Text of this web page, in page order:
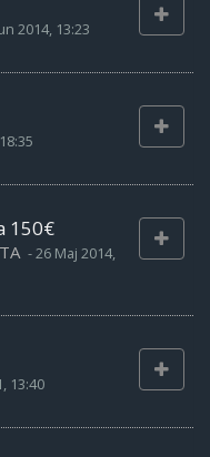
2014, 13:23
150€
-26 Maj 2014,
13:40